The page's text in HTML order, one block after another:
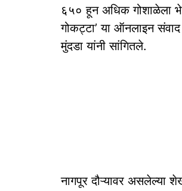
६५० हून अधिक गोशाळेला
गोकट्टा’ या ऑनलाइन
मुंदडा यांनी सांगितले.
नागपूर दौऱ्यावर असलेल्या